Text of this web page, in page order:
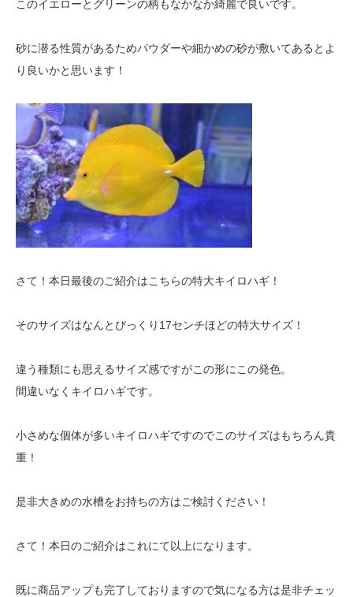
このイエローとグリーンの柄もなかなか綺麗で良いです。
砂に潜る性質があるためパウダーや細かめの砂が敷いてあるとよ
り良いかと思います！
さて！本日最後のご紹介はこちらの特大キイロハギ！
そのサイズはなんとびっくり17センチほどの特大サイズ！
違う種類にも思えるサイズ感ですがこの形にこの発色。
間違いなくキイロハギです。
小さめな個体が多いキイロハギですのでこのサイズはもちろん貴
重！
是非大きめの水槽をお持ちの方はご検討ください！
さて！本日のご紹介はこれにて以上になります。
既に商品アップも完了しておりますので気になる方は是非チェッ